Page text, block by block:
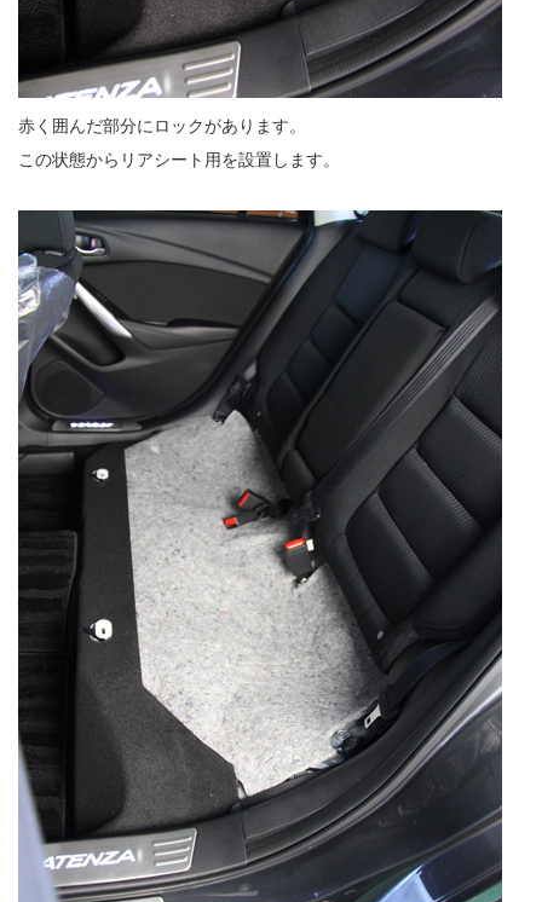
赤く囲んだ部分にロックがあります。
この状態からリアシート用を設置します。